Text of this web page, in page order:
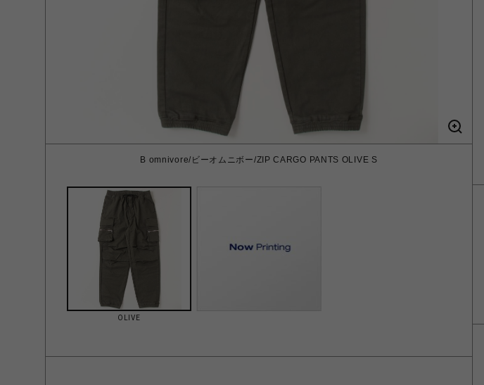
B omnivore/ビーオムニボー/ZIP CARGO PANTS OLIVE S
OLIVE